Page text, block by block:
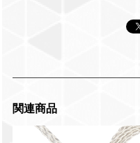
関連商品